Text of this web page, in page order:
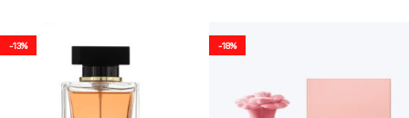
-13% -18%